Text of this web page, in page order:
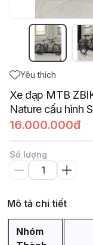
Yêu thích
Xe đạp MTB
Nature cấu hình
16.000.000đ
Số lượng
Mô tả chi tiết
Nhóm